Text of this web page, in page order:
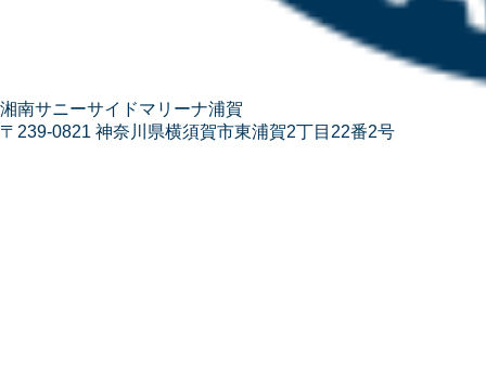
湘南サニーサイドマリーナ浦賀
〒239-0821 神奈川県横須賀市東浦賀2丁目22番2号